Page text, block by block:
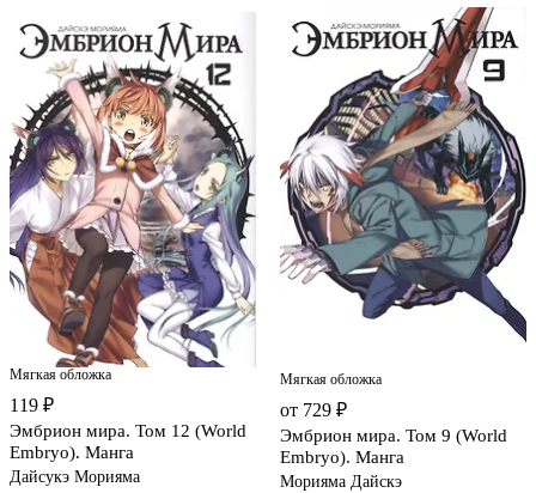
Мягкая обложка
119 ₽
Эмбрион мира. Том 12 (World
Embryo). Манга
Дайсукэ Морияма
Мягкая обложка
от 729 ₽
Эмбрион мира. Том 9 (World
Embryo). Манга
Морияма Дайскэ